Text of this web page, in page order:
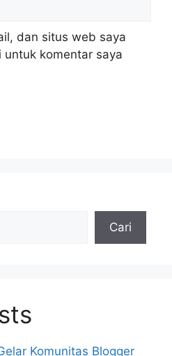
dan situs web saya
untuk komentar saya
Cari
Komunitas Blogger